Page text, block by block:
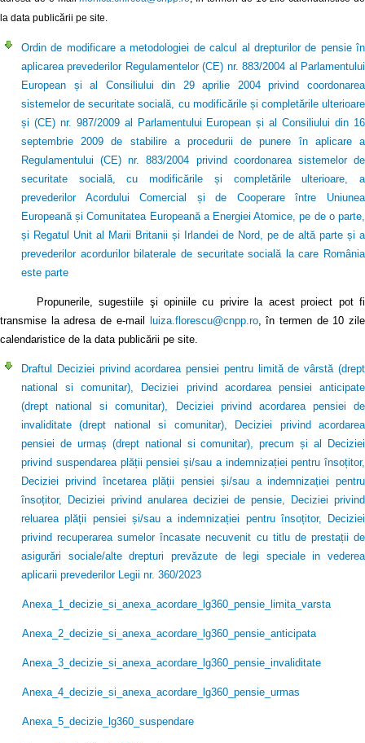
la data publicării pe site.
Ordin de modificare a metodologiei de calcul al drepturilor de pensie în
aplicarea prevederilor Regulamentelor (CE) nr. 883/2004 al Parlamentului
European și al Consiliului din 29 aprilie 2004 privind coordonarea
sistemelor de securitate socială, cu modificările și completările ulterioare
și (CE) nr. 987/2009 al Parlamentului European și al Consiliului din 16
septembrie 2009 de stabilire a procedurii de punere în aplicare a
Regulamentului (CE) nr. 883/2004 privind coordonarea sistemelor de
securitate socială, cu modificările și completările ulterioare, a
prevederilor Acordului Comercial și de Cooperare între Uniunea
Europeană și Comunitatea Europeană a Energiei Atomice, pe de o parte,
și Regatul Unit al Marii Britanii și Irlandei de Nord, pe de altă parte și a
prevederilor acordurilor bilaterale de securitate socială la care România
este parte
Propunerile, sugestiile şi opiniile cu privire la acest proiect pot fi
transmise la adresa de e-mail
luiza.florescu@cnpp.ro, în termen de 10 zile
calendaristice de la data publicării pe site.
Draftul Deciziei privind acordarea pensiei pentru limită de vârstă (drept
national si comunitar), Deciziei privind acordarea pensiei anticipate
(drept national si comunitar), Deciziei privind acordarea pensiei de
invaliditate (drept national si comunitar), Deciziei privind acordarea
pensiei de urmaș (drept national si comunitar), precum și al Deciziei
privind suspendarea plății pensiei și/sau a indemnizației pentru însoțitor,
Deciziei privind încetarea plății pensiei și/sau a indemnizației pentru
însoțitor, Deciziei privind anularea deciziei de pensie, Deciziei privind
reluarea plății pensiei și/sau a indemnizației pentru însoțitor, Deciziei
privind recuperarea sumelor încasate necuvenit cu titlu de prestații de
asigurări sociale/alte drepturi prevăzute de legi speciale in vederea
aplicarii prevederilor Legii nr. 360/2023
Anexa_1_decizie_si_anexa_acordare_lg360_pensie_limita_varsta
Anexa_2_decizie_si_anexa_acordare_lg360_pensie_anticipata
Anexa_3_decizie_si_anexa_acordare_lg360_pensie_invaliditate
Anexa_4_decizie_si_anexa_acordare_lg360_pensie_urmas
Anexa_5_decizie_lg360_suspendare